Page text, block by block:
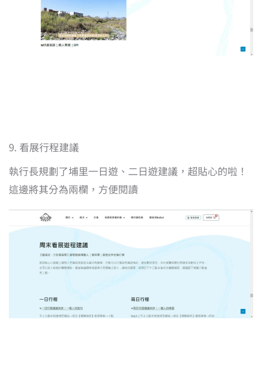
9. 看展行程建議
執行長規劃了埔里一日遊、二日遊建議，超貼心的啦！
這邊將其分為兩欄，方便閱讀